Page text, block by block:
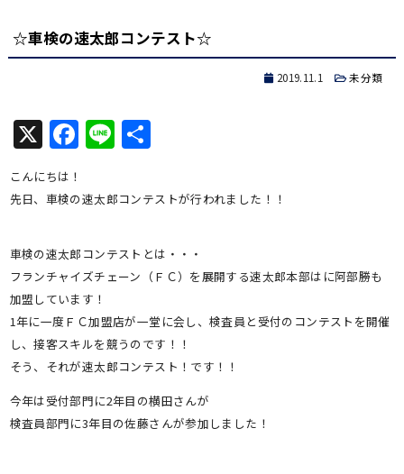
☆車検の速太郎コンテスト☆
2019.11.1 未分類
X Facebook
Line共
こんにちは！
先日、車検の速太郎コンテストが行われました！！
車検の速太郎コンテストとは・・・
フランチャイズチェーン（ＦＣ）を展開する速太郎本部はに阿部勝も
加盟しています！
1年に一度ＦＣ加盟店が一堂に会し、検査員と受付のコンテストを開催
し、接客スキルを競うのです！！
そう、それが速太郎コンテスト！です！！
今年は受付部門に2年目の横田さんが
検査員部門に3年目の佐藤さんが参加しました！